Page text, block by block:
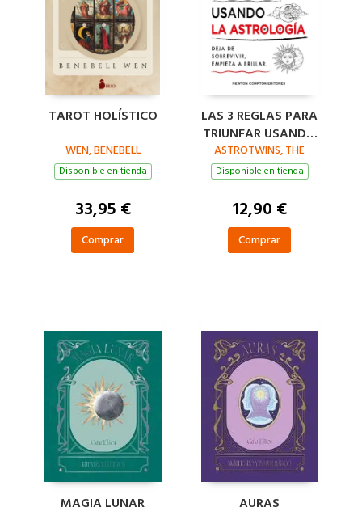
TAROT HOLÍSTICO
WEN, BENEBELL
Disponible en tienda
33,95 €
Comprar
LAS 3 REGLAS PARA
TRIUNFAR USANDO
LA ASTROLOGÍA
ASTROTWINS, THE
Disponible en tienda
12,90 €
Comprar
MAGIA LUNAR AURAS